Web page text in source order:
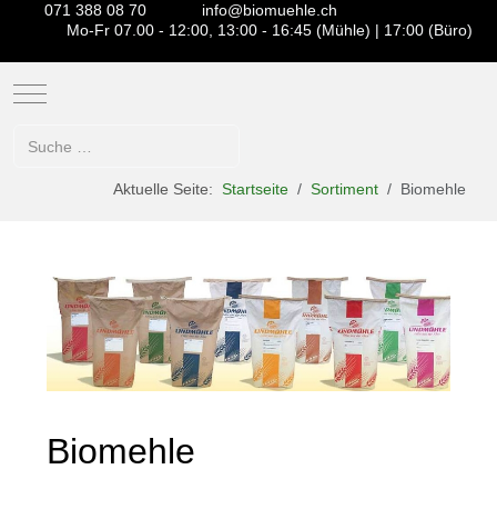
071 388 08 70
info@biomuehle.ch
Mo-Fr 07.00 - 12:00, 13:00 - 16:45 (Mühle) | 17:00 (Büro)
Mobile Menu Toggle
Aktuelle Seite: Startseite Sortiment Biomehle
Biomehle